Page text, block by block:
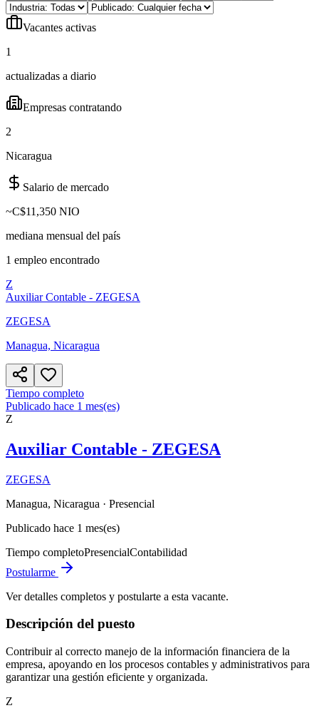
Vacantes activas
1
actualizadas a diario
Empresas contratando
2
Nicaragua
Salario de mercado
~C$11,350 NIO
mediana mensual del país
1 empleo encontrado
Z
Auxiliar Contable - ZEGESA
ZEGESA
Managua, Nicaragua
Tiempo completo
Publicado hace 1 mes(es)
Z
Auxiliar Contable - ZEGESA
ZEGESA
Managua, Nicaragua · Presencial
Publicado hace 1 mes(es)
Tiempo completoPresencialContabilidad
Postularme
Ver detalles completos y postularte a esta vacante.
Descripción del puesto
Contribuir al correcto manejo de la información financiera de la
empresa, apoyando en los procesos contables y administrativos para
garantizar una gestión eficiente y organizada.
Z